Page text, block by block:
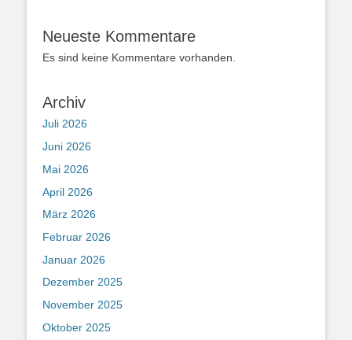
Neueste Kommentare
Es sind keine Kommentare vorhanden.
Archiv
Juli 2026
Juni 2026
Mai 2026
April 2026
März 2026
Februar 2026
Januar 2026
Dezember 2025
November 2025
Oktober 2025